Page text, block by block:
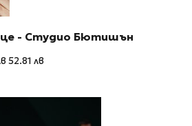
- Студио Бютишън
52.81 лв